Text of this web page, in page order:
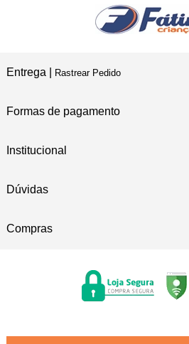
Entrega | Rastrear Pedido
Formas de pagamento
Institucional
Dúvidas
Compras